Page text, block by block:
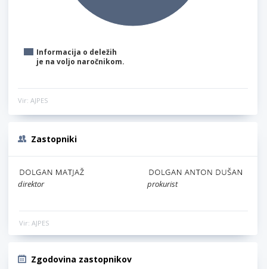
Informacija o deležih
je na voljo naročnikom.
Vir: AJPES
Zastopniki
direktor prokurist
Vir: AJPES
Zgodovina zastopnikov